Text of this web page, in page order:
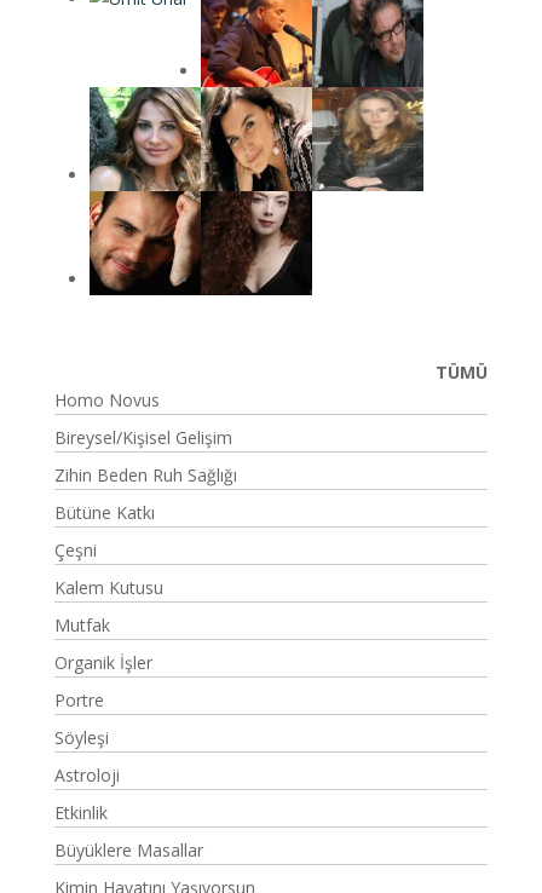
TÜMÜ
Homo Novus
Bireysel/Kişisel Gelişim
Zihin Beden Ruh Sağlığı
Bütüne Katkı
Çeşni
Kalem Kutusu
Mutfak
Organik İşler
Portre
Söyleşi
Astroloji
Etkinlik
Büyüklere Masallar
Kimin Hayatını Yaşıyorsun